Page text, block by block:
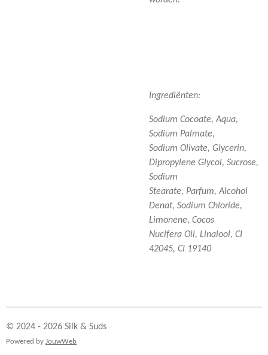
Ingrediënten:
Sodium Cocoate, Aqua,
Sodium Palmate,
Sodium Olivate, Glycerin,
Dipropylene Glycol, Sucrose,
Sodium
Stearate, Parfum, Alcohol
Denat, Sodium Chloride,
Limonene, Cocos
Nucifera Oil, Linalool, CI
42045, CI 19140
© 2024 - 2026 Silk & Suds
Powered by JouwWeb